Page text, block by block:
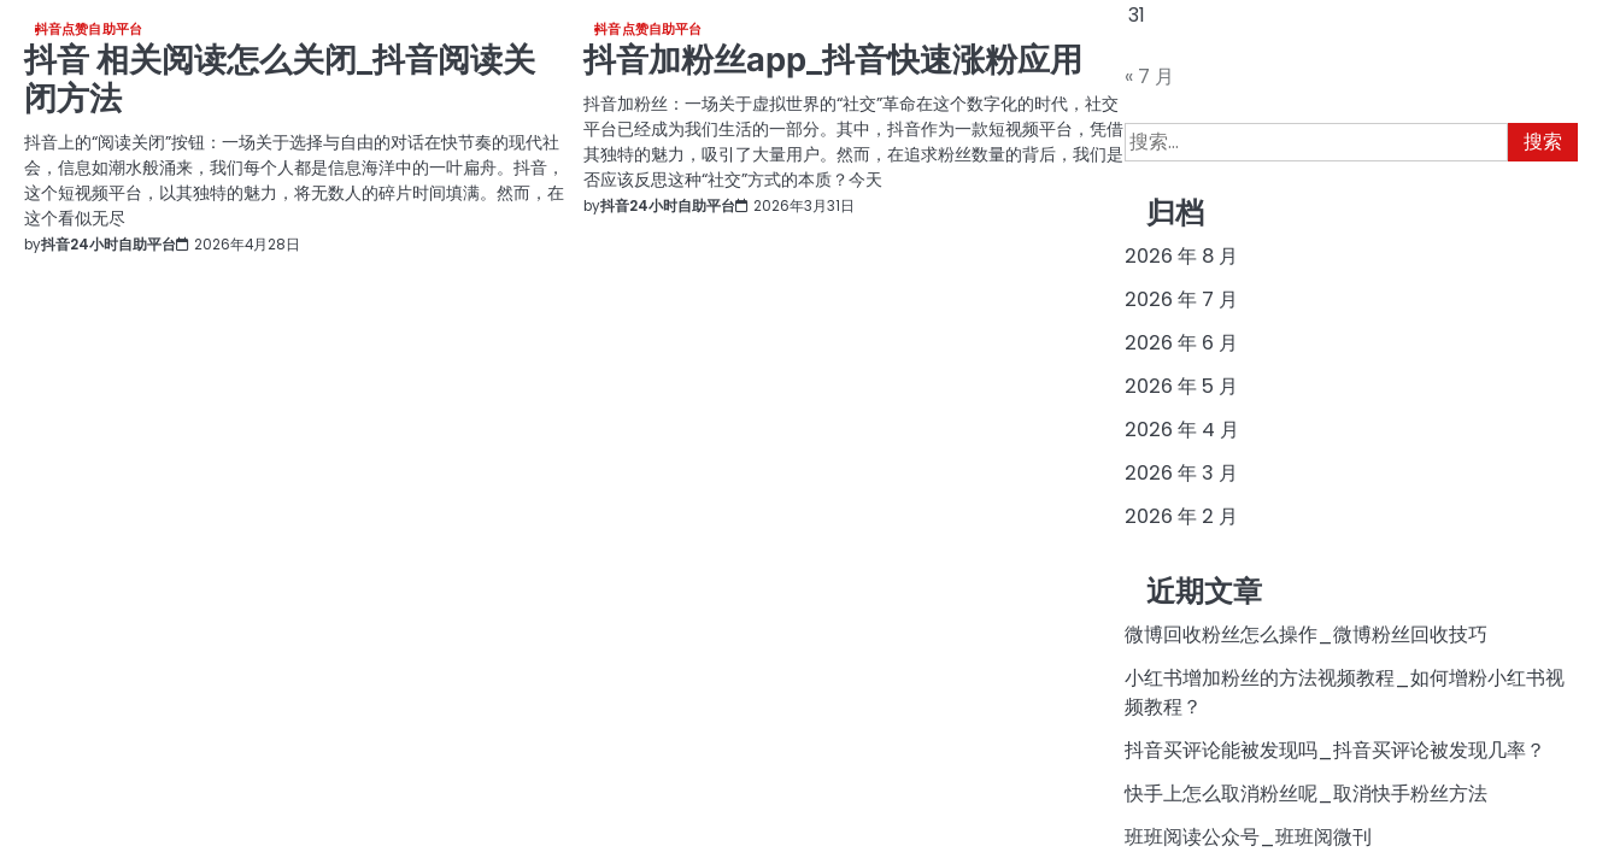
抖音点赞自助平台
抖音 相关阅读怎么关闭_抖音阅读关
闭方法
抖音上的“阅读关闭”按钮：一场关于选择与自由的对话在快节奏的现代社
会，信息如潮水般涌来，我们每个人都是信息海洋中的一叶扁舟。抖音，
这个短视频平台，以其独特的魅力，将无数人的碎片时间填满。然而，在
这个看似无尽
by抖音24小时自助平台 2026年4月28日
抖音点赞自助平台
抖音加粉丝app_抖音快速涨粉应用
抖音加粉丝：一场关于虚拟世界的“社交”革命在这个数字化的时代，社交
平台已经成为我们生活的一部分。其中，抖音作为一款短视频平台，凭借
其独特的魅力，吸引了大量用户。然而，在追求粉丝数量的背后，我们是
否应该反思这种“社交”方式的本质？今天
by抖音24小时自助平台 2026年3月31日
31
« 7 月
搜
索：
归档
2026 年 8 月
2026 年 7 月
2026 年 6 月
2026 年 5 月
2026 年 4 月
2026 年 3 月
2026 年 2 月
近期文章
微博回收粉丝怎么操作_微博粉丝回收技巧
小红书增加粉丝的方法视频教程_如何增粉小红书视
频教程？
抖音买评论能被发现吗_抖音买评论被发现几率？
快手上怎么取消粉丝呢_取消快手粉丝方法
班班阅读公众号_班班阅微刊